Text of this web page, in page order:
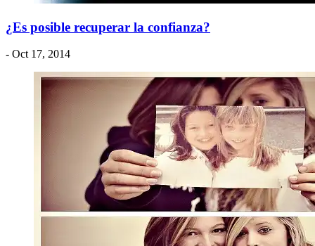
¿Es posible recuperar la confianza?
- Oct 17, 2014